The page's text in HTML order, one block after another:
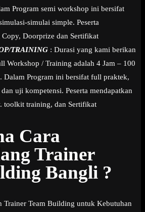
Program semi workshop ini bersifat
simulai simple. Peserta
Copy, Doorprize dan Sertifikat
TRAINING : Durasi yang kami berikan
Workshop / Training adalah 4 Jam – 100
Dalam Program ini bersifat full praktek,
uji kompetensi. Peserta mendapatkan
toolkit training, dan Sertifikat
Cara
Trainer
Bangli ?
Trainer Team Building untuk Kebutuhan